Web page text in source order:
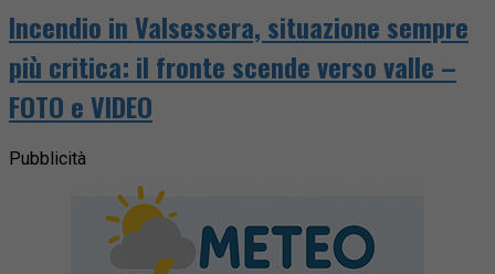
Incendio in Valsessera, situazione sempre
più critica: il fronte scende verso valle –
FOTO e VIDEO
Pubblicità